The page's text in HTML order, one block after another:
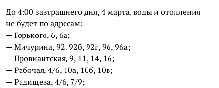
До 4:00 завтрашнего дня, 4 марта, воды и отопления
не будет по адресам:
— Горького, 6, 6а;
— Мичурина, 92, 92б, 92г, 96, 96а;
— Провиантская, 9, 11, 14, 16;
— Рабочая, 4/6, 10а, 10б, 10в;
— Радищева, 4/6, 7/9;